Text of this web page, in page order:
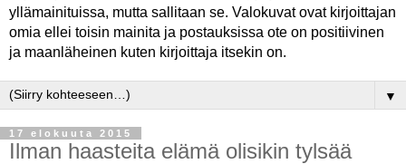
yllämainituissa, mutta sallitaan se. Valokuvat ovat kirjoittajan
omia ellei toisin mainita ja postauksissa ote on positiivinen
ja maanläheinen kuten kirjoittaja itsekin on.
▼
17 elokuuta 2015
Ilman haasteita elämä olisikin tylsää